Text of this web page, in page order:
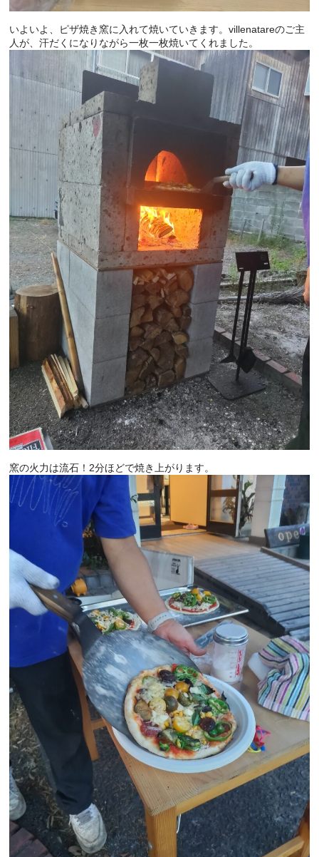
いよいよ、ピザ焼き窯に入れて焼いていきます。villenatareのご主
人が、汗だくになりながら一枚一枚焼いてくれました。
窯の火力は流石！2分ほどで焼き上がります。